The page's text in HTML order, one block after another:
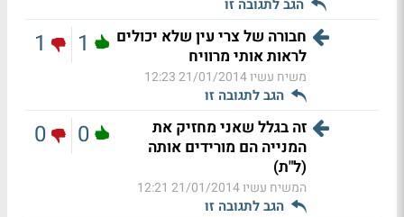
הגב לתגובה זו
חבורה של צרי עין שלא יכולים
לראות אותי מרוויח
משיח עשיו21/01/2014 12:23
הגב לתגובה זו
1
1
זה בגלל שאני מחזיק את
המנייה הם מורידים אותה
(ל"ת)
המשיח עשיו21/01/2014 12:21
הגב לתגובה זו
0
0